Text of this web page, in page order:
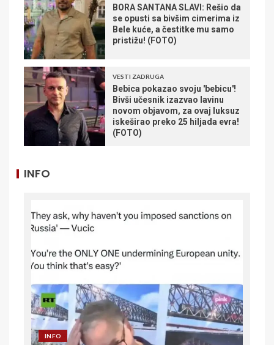
BORA SANTANA SLAVI: Rešio da
se opusti sa bivšim cimerima iz
Bele kuće, a čestitke mu samo
pristižu! (FOTO)
VESTI ZADRUGA
Bebica pokazao svoju 'bebicu'!
Bivši učesnik izazvao lavinu
novom objavom, za ovaj luksuz
iskeširao preko 25 hiljada evra!
(FOTO)
INFO
INFO